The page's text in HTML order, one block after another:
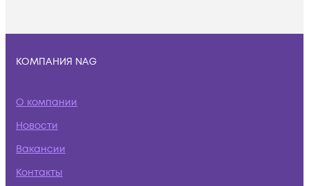
КОМПАНИЯ NAG
О компании
Новости
Вакансии
Контакты